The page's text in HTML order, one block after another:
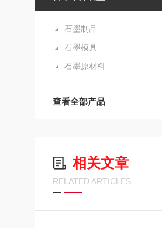
石墨制品
石墨模具
石墨原材料
查看全部产品
相关文章
RELATED ARTICLES